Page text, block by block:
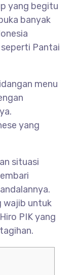
yang begitu
banyak
Pantai
menu
yang
situasi
wajib untuk
PIK yang